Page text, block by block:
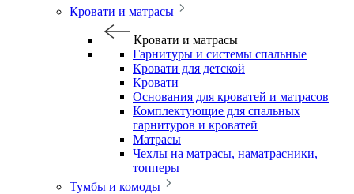
Кровати и матрасы
Кровати и матрасы
Гарнитуры и системы спальные
Кровати для детской
Кровати
Основания для кроватей и матрасов
Комплектующие для спальных
гарнитуров и кроватей
Матрасы
Чехлы на матрасы, наматрасники,
топперы
Тумбы и комоды